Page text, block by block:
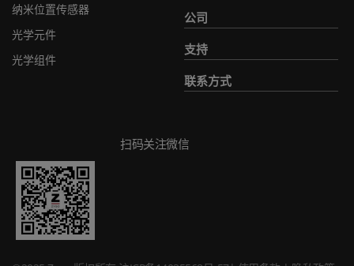
纳米位置传感器
光学元件
光学组件
公司
支持
联系方式
扫码关注微信